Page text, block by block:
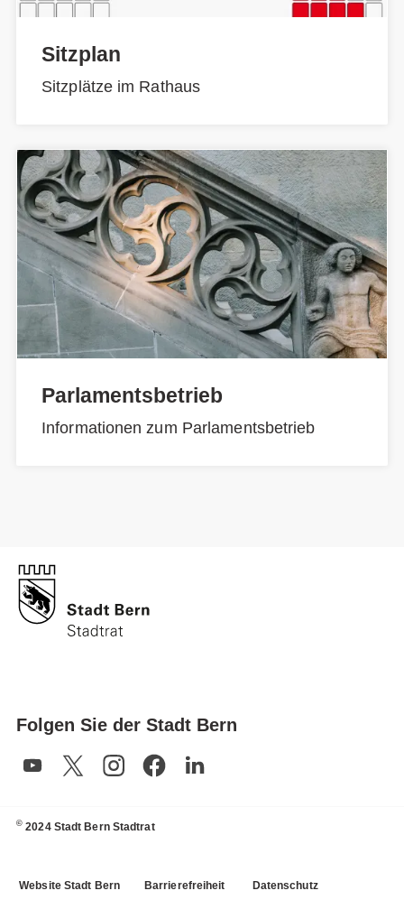
Sitzplan
Sitzplätze im Rathaus
Parlamentsbetrieb
Informationen zum Parlamentsbetrieb
Folgen Sie der Stadt Bern
© 2024 Stadt Bern Stadtrat
Website Stadt Bern Barrierefreiheit Datenschutz